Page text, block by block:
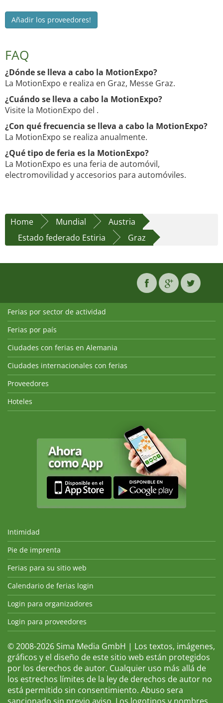
Añadir los proveedores!
FAQ
¿Dónde se lleva a cabo la MotionExpo?
La MotionExpo e realiza en Graz, Messe Graz.
¿Cuándo se lleva a cabo la MotionExpo?
Visite la MotionExpo del .
¿Con qué frecuencia se lleva a cabo la MotionExpo?
La MotionExpo se realiza anualmente.
¿Qué tipo de feria es la MotionExpo?
La MotionExpo es una feria de automóvil,
electromovilidad y accesorios para automóviles.
Home Mundial
Austria
Estado federado Estiria
Graz
Ferias por sector de actividad
Ferias por país
Ciudades con ferias en Alemania
Ciudades internacionales con ferias
Proveedores
Hoteles
Intimidad
Pie de imprenta
Ferias para su sitio web
Calendario de ferias login
Login para organizadores
Login para proveedores
© 2008-2026 Sima Media GmbH | Los textos, imágenes,
gráficos y el diseño de este sitio web están protegidos
por los derechos de autor. Cualquier uso más allá de
los estrechos límites de la ley de derechos de autor no
está permitido sin consentimiento. Abuso sera